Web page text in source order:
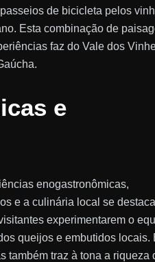
de bicicleta pelos
Esta combinação de
faz do Vale dos
e
enogastronômicas,
e a culinária local se
experimentarem o
queijos e embutidos locais.
também traz à tona a riqueza